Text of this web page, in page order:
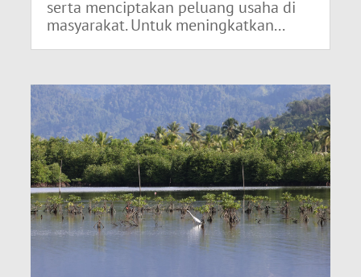
serta menciptakan peluang usaha di
masyarakat. Untuk meningkatkan...